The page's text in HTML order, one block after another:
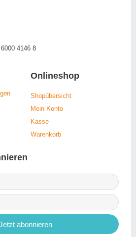
4146 8
Onlineshop
Shopübersicht
Mein Konto
Kasse
Warenkorb
abonnieren